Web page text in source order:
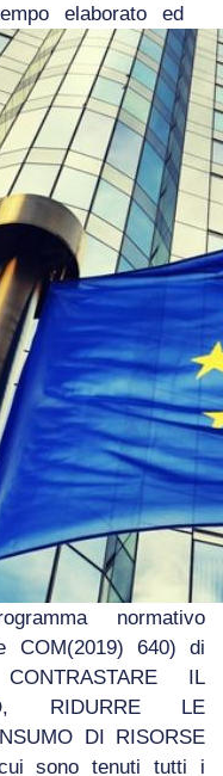
elaborato ed
normativo
COM(2019) 640) di
IL
RIDURRE LE
DI RISORSE
sono tenuti tutti i